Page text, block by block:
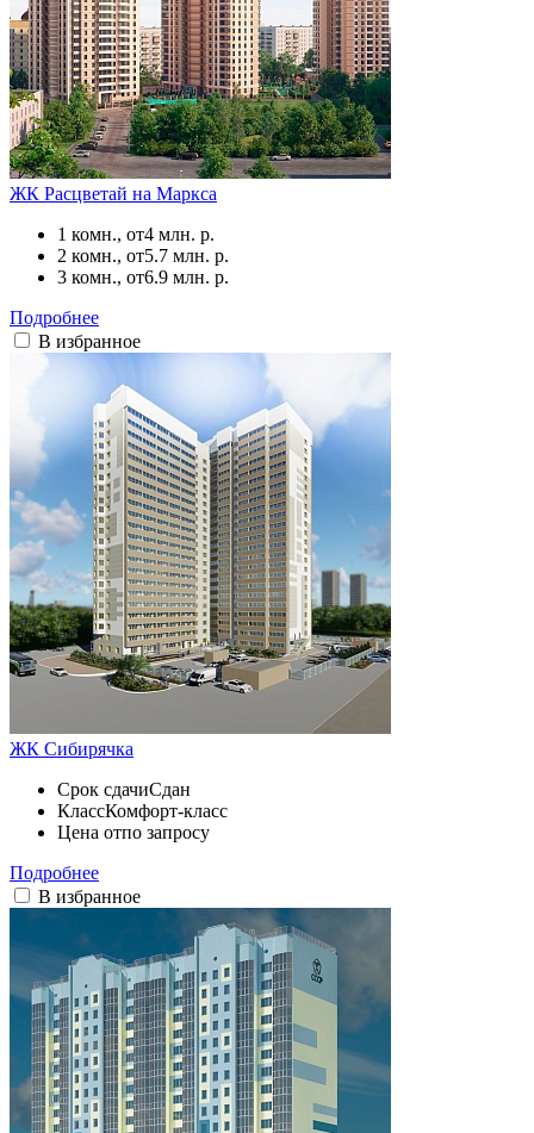
ЖК Расцветай на Маркса
1 комн., от4 млн. р.
2 комн., от5.7 млн. р.
3 комн., от6.9 млн. р.
Подробнее
В избранное
ЖК Сибирячка
Срок сдачиСдан
КлассКомфорт-класс
Цена отпо запросу
Подробнее
В избранное